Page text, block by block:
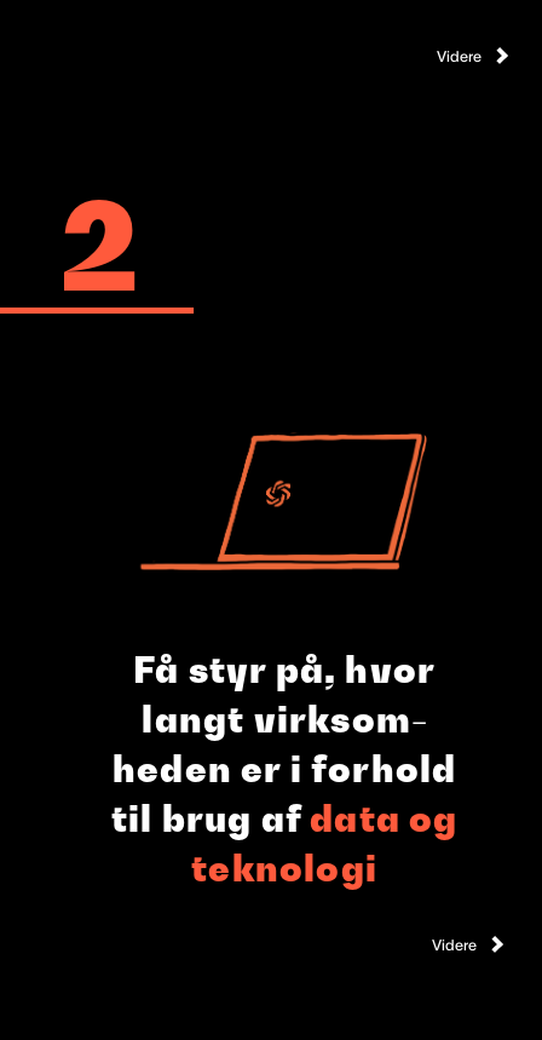
Videre
Videre
2
Få styr på, hvor
langt virksom­
heden er i forhold
til brug afdata og
teknologi